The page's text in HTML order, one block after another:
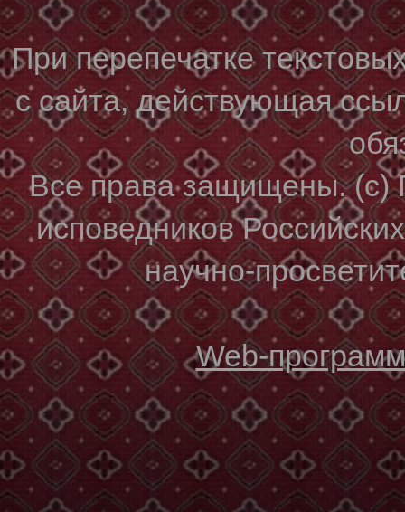
При перепечатке
с сайта, действующая
Все права защищены. (с)
исповедников
научно-
Web-